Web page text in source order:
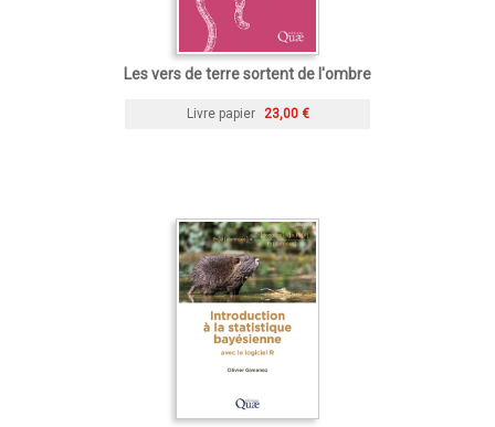
Les vers de terre sortent de l'ombre
Livre papier 23,00 €